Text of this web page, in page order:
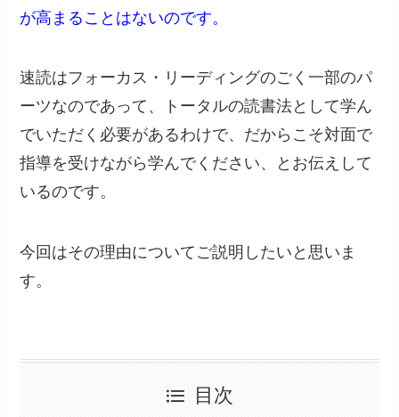
が高まることはないのです。
速読はフォーカス・リーディングのごく一部のパ
ーツなのであって、トータルの読書法として学ん
でいただく必要があるわけで、だからこそ対面で
指導を受けながら学んでください、とお伝えして
いるのです。
今回はその理由についてご説明したいと思いま
す。
目次